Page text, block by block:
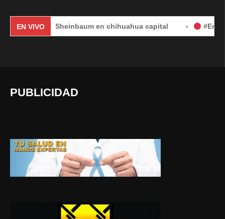
EN VIVO
Claudia Sheinbaum en chihuahua capital #EnVivo |
PUBLICIDAD